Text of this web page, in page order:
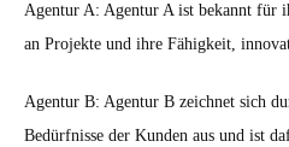
Agentur A: Agentur A ist bekannt für
an Projekte und ihre Fähigkeit,
Agentur B: Agentur B zeichnet sich
Bedürfnisse der Kunden aus und ist